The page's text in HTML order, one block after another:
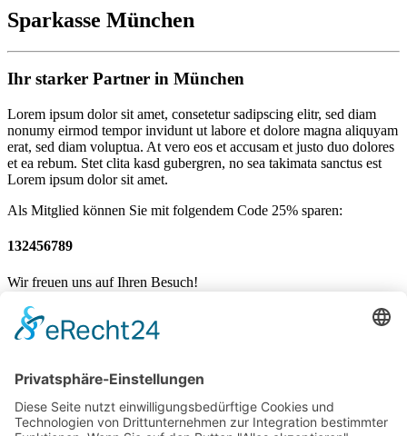
Sparkasse München
Ihr starker Partner in München
Lorem ipsum dolor sit amet, consetetur sadipscing elitr, sed diam
nonumy eirmod tempor invidunt ut labore et dolore magna aliquyam
erat, sed diam voluptua. At vero eos et accusam et justo duo dolores
et ea rebum. Stet clita kasd gubergren, no sea takimata sanctus est
Lorem ipsum dolor sit amet.
Als Mitglied können Sie mit folgendem Code 25% sparen:
132456789
Wir freuen uns auf Ihren Besuch!
Mannschaften
Sponsoren
Vorstand / Verein
Historie
Training